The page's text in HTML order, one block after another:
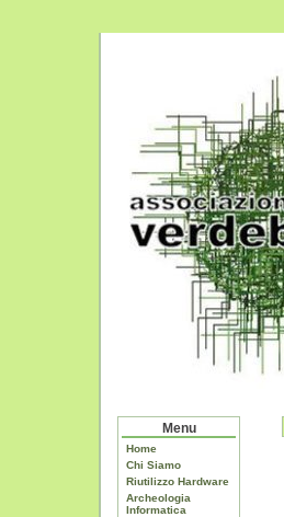
Menu
Home
Chi Siamo
Riutilizzo Hardware
Archeologia
Informatica